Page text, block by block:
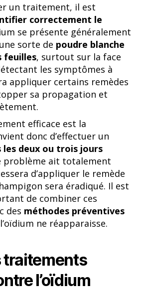
un traitement, il est
correctement le
se présente généralement
sorte de poudre blanche
feuilles, surtout sur la face
les symptômes à
appliquer certains remèdes
sa propagation et
efficace est la
donc d’effectuer un
les deux ou trois jours
problème ait totalement
d’appliquer le remède
sera éradiqué. Il est
de combiner ces
des méthodes préventives
ne réapparaisse.
traitements
l’oïdium